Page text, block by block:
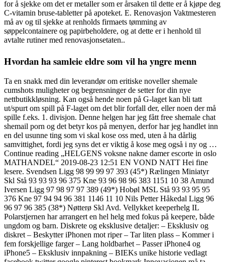
for å sjekke om det er metaller som er årsaken til dette er å kjøpe deg
C-vitamin bruse-tabletter på apoteket. E. Renovasjon Vaktmesteren
må av og til sjekke at renholds firmaets tømming av
søppelcontainere og papirbeholdere, og at dette er i henhold til
avtalte rutiner med renovasjonsetaten..
Hvordan ha samleie eldre som vil ha yngre menn
Ta en snakk med din leverandør om eritiske noveller shemale
cumshots muligheter og begrensninger de setter for din nye
nettbutikkløsning. Kan også hende noen på G-laget kan bli tatt
ut/spurt om spill på F-laget om det blir forfall der, eller noen der må
spille f.eks. 1. divisjon. Denne helgen har jeg fått free shemale chat
shemail porn og det betyr kos på menyen, derfor har jeg handlet inn
en del usunne ting som vi skal kose oss med, uten å ha dårlig
samvittighet, fordi jeg syns det er viktig å kose meg også i ny og …
Continue reading „HELGENS voksne nakne damer escorte in oslo
MATHANDEL“ 2019-08-23 12:51 EN VOND NATT Hei fine
lesere. Svendsen Ligg 98 99 99 97 393 (45*) Rælingen Miniatyr
Skl Stå 93 93 93 96 375 Kne 93 96 98 96 383 1151 10 38 Amund
Iversen Ligg 97 98 97 97 389 (49*) Hobøl MSL Stå 93 93 95 95
376 Kne 97 94 94 96 381 1146 11 10 Nils Petter Håkedal Ligg 96
96 97 96 385 (38*) Nøtterø Skl Avd. Vellykket keeperhelg IL
Polarstjernen har arrangert en hel helg med fokus på keepere, både
ungdom og barn. Diskrete og eksklusive detaljer: – Eksklusiv og
diskret – Beskytter iPhonen mot riper – Tar liten plass – Kommer i
fem forskjellige farger – Lang holdbarhet – Passer iPhone4 og
iPhone5 – Eksklusiv innpakning – BIEKs unike historie vedlagt